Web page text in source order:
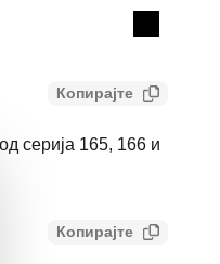
Collapse
Копирајте
серија 165, 166 и
Копирајте